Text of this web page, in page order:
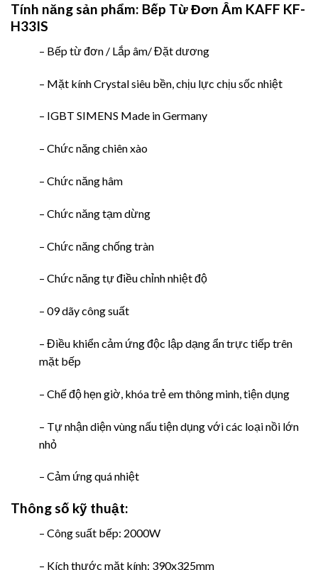
Tính năng sản phẩm: Bếp Từ Đơn Âm KAFF KF-
H33IS
– Bếp từ đơn / Lắp âm/ Đặt dương
– Mặt kính Crystal siêu bền, chịu lực chịu sốc nhiệt
– IGBT SIMENS Made in Germany
– Chức năng chiên xào
– Chức năng hâm
– Chức năng tạm dừng
– Chức năng chống tràn
– Chức năng tự điều chỉnh nhiệt độ
– 09 dãy công suất
– Điều khiển cảm ứng độc lập dạng ẩn trực tiếptrên
mặt bếp
– Chế độ hẹn giờ, khóa trẻ em thông minh, tiện dụng
– Tự nhận diện vùng nấu tiện dụng với các loại nồi lớn
nhỏ
– Cảm ứng quá nhiệt
Thông số kỹ thuật:
– Công suất bếp: 2000W
– Kích thước mặt kính: 390x325mm